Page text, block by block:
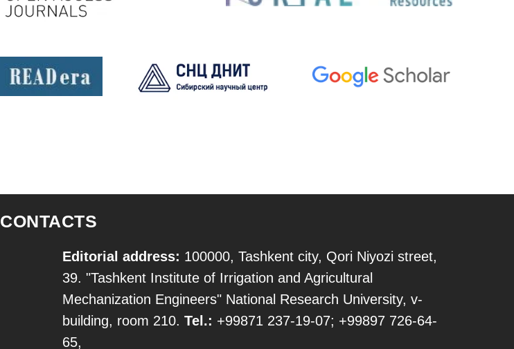
CONTACTS
Editorial address: 100000, Tashkent city, Qori Niyozi street,
39. "Tashkent Institute of Irrigation and Agricultural
Mechanization Engineers" National Research University, v-
building, room 210. Tel.: +99871 237-19-07; +99897 726-64-
65,